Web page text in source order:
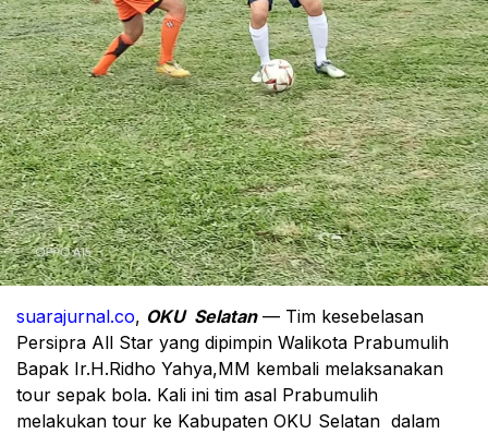
suarajurnal.co, OKU Selatan— Tim kesebelasan
Persipra All Star yang dipimpin Walikota Prabumulih
Bapak Ir.H.Ridho Yahya,MM kembali melaksanakan
tour sepak bola. Kali ini tim asal Prabumulih
melakukan tour ke Kabupaten OKU Selatan dalam